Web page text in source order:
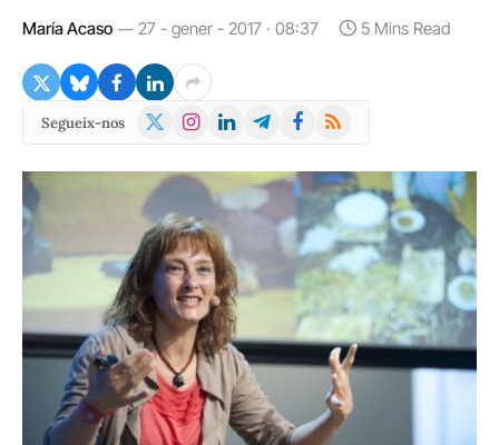
María Acaso 27 - gener - 2017 · 08:37 5 Mins Read
Segueix-nos
X
Instagram
LinkedInTelegramFacebook
RSS